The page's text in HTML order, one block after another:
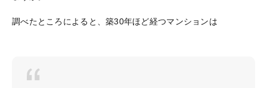
調べたところによると、築30年ほど経つマンションは